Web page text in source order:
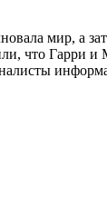
мир, а
что Гарри